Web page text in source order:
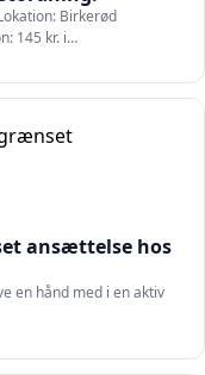
Birkerød
145 kr. i…
ansættelse hos
en hånd med i en aktiv